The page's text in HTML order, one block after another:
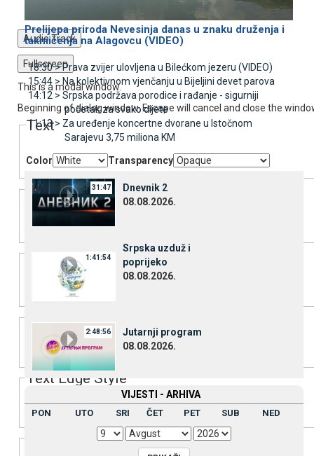
, selected
Audio Track
Fullscreen
This is a modal window.
Beginning of dialog window. Escape will cancel and close the
Text
Color Transparency
Background
Color Transparency
Window
Text Edge Style
Font Family
Prelijepa priroda Nevesinja danas u znaku druženja i
takmičenja na Alagovcu (VIDEO)
18:30 >Prava zvijer ulovljena u Bilećkom jezeru (VIDEO)
15:44 > Na kolektivnom vjenčanju u Bijeljini devet parova
14:12 > Srpska podržava porodice i rađanje - sigurniji
početak za svako dijete
11:13 > Za uređenje koncertne dvorane u Istočnom
Sarajevu 3,75 miliona KM
31:47
Dnevnik 2
08.08.2026.
1:41:54
Srpska uzduž i
poprijeko
08.08.2026.
2:48:56
Јutarnji program
08.08.2026.
VIЈESTI - ARHIVA
PON UTO SRI ČET PET SUB NED